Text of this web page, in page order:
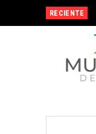
RECIENTE